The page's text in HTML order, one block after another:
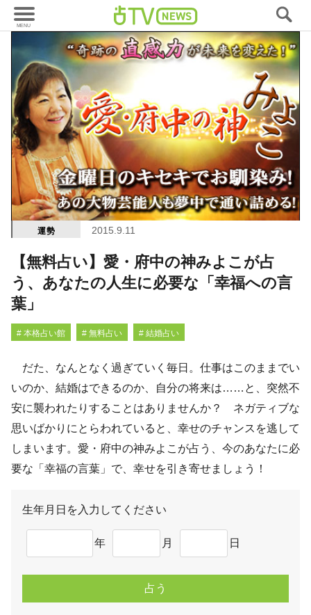
運勢 2015.9.11
【無料占い】愛・府中の神みよこが占
う、あなたの人生に必要な「幸福への言
葉」
# 本格占い館 # 無料占い # 結婚占い
だた、なんとなく過ぎていく毎日。仕事はこのままでい
いのか、結婚はできるのか、自分の将来は……と、突然不
安に襲われたりすることはありませんか？ ネガティブな
思いばかりにとらわれていると、幸せのチャンスを逃して
しまいます。愛・府中の神みよこが占う、今のあなたに必
要な「幸福の言葉」で、幸せを引き寄せましょう！
生年月日を入力してください
年 月 日